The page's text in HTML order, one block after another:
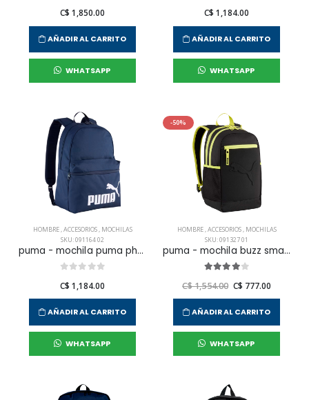
C$ 1,850.00
AÑADIR AL CARRITO
WHATSAPP
C$ 1,184.00
AÑADIR AL CARRITO
WHATSAPP
HOMBRE,ACCESORIOS, MOCHILAS
SKU: 091164 02
puma - mochila puma phase para hombre
C$ 1,184.00
AÑADIR AL CARRITO
WHATSAPP
-50%
HOMBRE,ACCESORIOS, MOCHILAS
SKU: 091327 01
puma - mochila buzz small para hombre
C$ 1,554.00 C$ 777.00
AÑADIR AL CARRITO
WHATSAPP